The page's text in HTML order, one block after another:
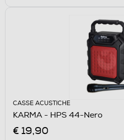
CASSE ACUSTICHE
KARMA - HPS 44-Nero
€ 19,90